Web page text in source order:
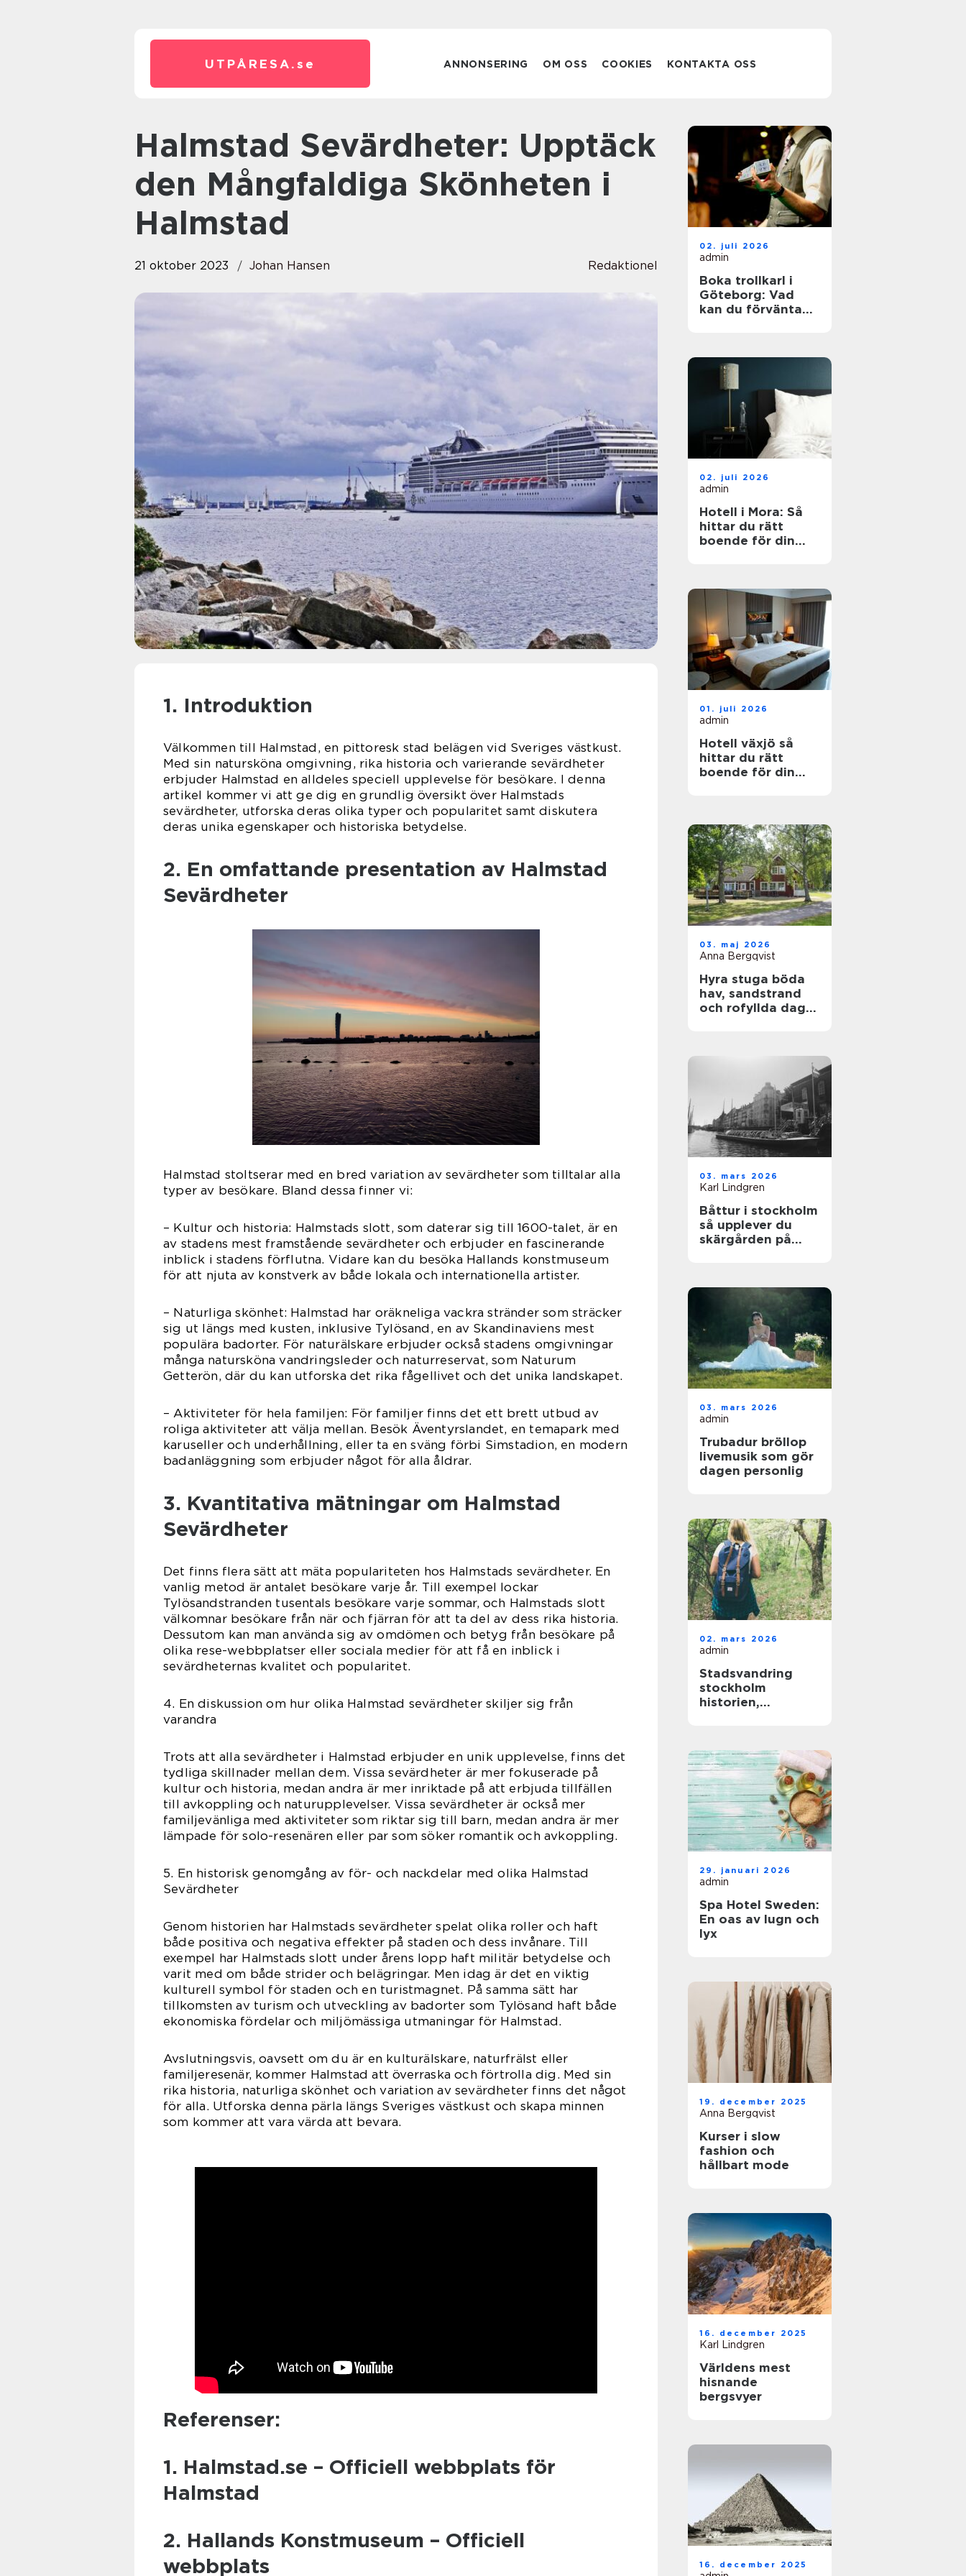
UTPÅRESA. se ANNONSERING OM OSS COOKIES KONTAKTA OSS
Halmstad Sevärdheter: Upptäck
den Mångfaldiga Skönheten i
Halmstad
21 oktober 2023 Johan Hansen Redaktionel
1. Introduktion
Välkommen till Halmstad, en pittoresk stad belägen vid Sveriges västkust.
Med sin natursköna omgivning, rika historia och varierande sevärdheter
erbjuder Halmstad en alldeles speciell upplevelse för besökare. I denna
artikel kommer vi att ge dig en grundlig översikt över Halmstads
sevärdheter, utforska deras olika typer och popularitet samt diskutera
deras unika egenskaper och historiska betydelse.
2. En omfattande presentation av Halmstad
Sevärdheter
Halmstad stoltserar med en bred variation av sevärdheter som tilltalar alla
typer av besökare. Bland dessa finner vi:
– Kultur och historia: Halmstads slott, som daterar sig till 1600-talet, är en
av stadens mest framstående sevärdheter och erbjuder en fascinerande
inblick i stadens förflutna. Vidare kan du besöka Hallands konstmuseum
för att njuta av konstverk av både lokala och internationella artister.
– Naturliga skönhet: Halmstad har oräkneliga vackra stränder som sträcker
sig ut längs med kusten, inklusive Tylösand, en av Skandinaviens mest
populära badorter. För naturälskare erbjuder också stadens omgivningar
många natursköna vandringsleder och naturreservat, som Naturum
Getterön, där du kan utforska det rika fågellivet och det unika landskapet.
– Aktiviteter för hela familjen: För familjer finns det ett brett utbud av
roliga aktiviteter att välja mellan. Besök Äventyrslandet, en temapark med
karuseller och underhållning, eller ta en sväng förbi Simstadion, en modern
badanläggning som erbjuder något för alla åldrar.
3. Kvantitativa mätningar om Halmstad
Sevärdheter
Det finns flera sätt att mäta populariteten hos Halmstads sevärdheter. En
vanlig metod är antalet besökare varje år. Till exempel lockar
Tylösandstranden tusentals besökare varje sommar, och Halmstads slott
välkomnar besökare från när och fjärran för att ta del av dess rika historia.
Dessutom kan man använda sig av omdömen och betyg från besökare på
olika rese-webbplatser eller sociala medier för att få en inblick i
sevärdheternas kvalitet och popularitet.
4. En diskussion om hur olika Halmstad sevärdheter skiljer sig från
varandra
Trots att alla sevärdheter i Halmstad erbjuder en unik upplevelse, finns det
tydliga skillnader mellan dem. Vissa sevärdheter är mer fokuserade på
kultur och historia, medan andra är mer inriktade på att erbjuda tillfällen
till avkoppling och naturupplevelser. Vissa sevärdheter är också mer
familjevänliga med aktiviteter som riktar sig till barn, medan andra är mer
lämpade för solo-resenären eller par som söker romantik och avkoppling.
5. En historisk genomgång av för- och nackdelar med olika Halmstad
Sevärdheter
Genom historien har Halmstads sevärdheter spelat olika roller och haft
både positiva och negativa effekter på staden och dess invånare. Till
exempel har Halmstads slott under årens lopp haft militär betydelse och
varit med om både strider och belägringar. Men idag är det en viktig
kulturell symbol för staden och en turistmagnet. På samma sätt har
tillkomsten av turism och utveckling av badorter som Tylösand haft både
ekonomiska fördelar och miljömässiga utmaningar för Halmstad.
Avslutningsvis, oavsett om du är en kulturälskare, naturfrälst eller
familjeresenär, kommer Halmstad att överraska och förtrolla dig. Med sin
rika historia, naturliga skönhet och variation av sevärdheter finns det något
för alla. Utforska denna pärla längs Sveriges västkust och skapa minnen
som kommer att vara värda att bevara.
Referenser:
1. Halmstad.se – Officiell webbplats för
Halmstad
2. Hallands Konstmuseum – Officiell
webbplats
02. juli 2026
admin
Boka trollkarl i
Göteborg: Vad
kan du förvänta
02. juli 2026
admin
Hotell i Mora: Så
hittar du rätt
boende för din
01. juli 2026
admin
Hotell växjö så
hittar du rätt
boende för din
03. maj 2026
Anna Bergqvist
Hyra stuga böda
hav, sandstrand
och rofyllda dagar
03. mars 2026
Karl Lindgren
Båttur i stockholm
så upplever du
skärgården på
03. mars 2026
admin
Trubadur bröllop
livemusik som gör
dagen personlig
02. mars 2026
admin
Stadsvandring
stockholm
historien,
29. januari 2026
admin
Spa Hotel Sweden:
En oas av lugn och
lyx
19. december 2025
Anna Bergqvist
Kurser i slow
fashion och
hållbart mode
16. december 2025
Karl Lindgren
Världens mest
hisnande
bergsvyer
16. december 2025